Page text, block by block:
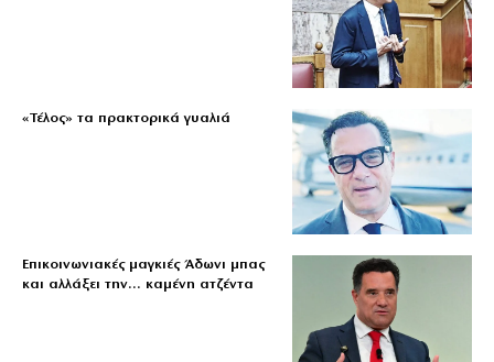
«Τέλος» τα πρακτορικά γυαλιά
Επικοινωνιακές μαγκιές Άδωνι μπας
και αλλάξει την… καμένη ατζέντα